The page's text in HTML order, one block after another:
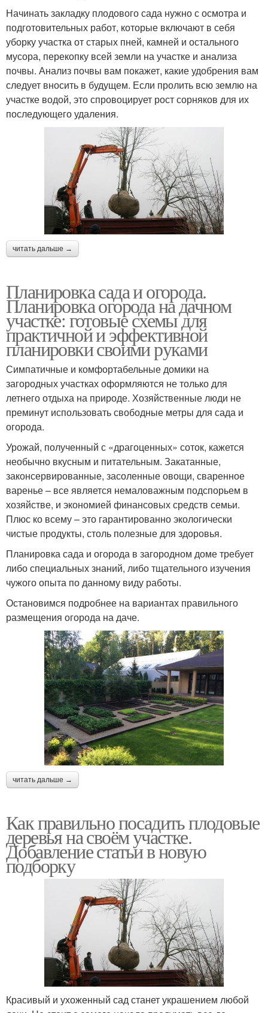
Начинать закладку плодового сада нужно с осмотра и
подготовительных работ, которые включают в себя
уборку участка от старых пней, камней и остального
мусора, перекопку всей земли на участке и анализа
почвы. Анализ почвы вам покажет, какие удобрения вам
следует вносить в будущем. Если пролить всю землю на
участке водой, это спровоцирует рост сорняков для их
последующего удаления.
читать дальше →
Планировка сада и огорода.
Планировка огорода на дачном
участке: готовые схемы для
практичной и эффективной
планировки своими руками
Симпатичные и комфортабельные домики на
загородных участках оформляются не только для
летнего отдыха на природе. Хозяйственные люди не
преминут использовать свободные метры для сада и
огорода.
Урожай, полученный с «драгоценных» соток, кажется
необычно вкусным и питательным. Закатанные,
законсервированные, засоленные овощи, сваренное
варенье – все является немаловажным подспорьем в
хозяйстве, и экономией финансовых средств семьи.
Плюс ко всему – это гарантированно экологически
чистые продукты, столь полезные для здоровья.
Планировка сада и огорода в загородном доме требует
либо специальных знаний, либо тщательного изучения
чужого опыта по данному виду работы.
Остановимся подробнее на вариантах правильного
размещения огорода на даче.
читать дальше →
Как правильно посадить плодовые
деревья на своём участке.
Добавление статьи в новую
подборку
Красивый и ухоженный сад станет украшением любой